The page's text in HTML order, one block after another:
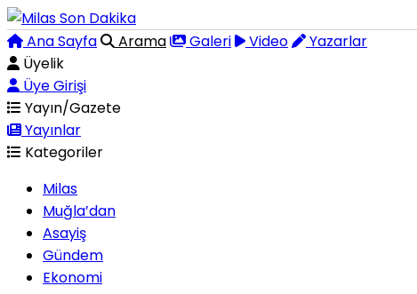
Ana Sayfa Arama Galeri Video
Yazarlar
Üyelik
Üye Girişi
Yayın/Gazete
Yayınlar
Kategoriler
Milas
Muğla’dan
Asayiş
Gündem
Ekonomi